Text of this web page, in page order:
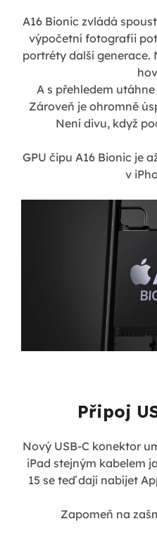
A16 Bionic zvládá
výpočetní fotografii
portréty další generace.
A s přehledem
Zároveň je ohromně
Není divu, když
GPU čipu A16 Bionic je
v
Připoj
Nový USB-C konektor
iPad stejným kabelem
15 se teď dají nabíjet
Zapomeň na